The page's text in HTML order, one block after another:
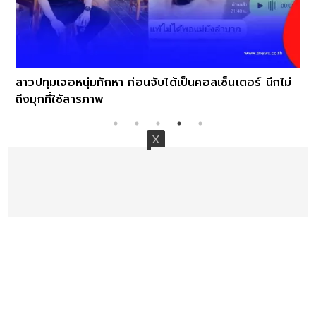
สาวปทุมเจอหนุ่มทักหา ก่อนจับได้เป็นคอลเซ็นเตอร์ นึกไม่
ถึงมุกที่ใช้สารภาพ